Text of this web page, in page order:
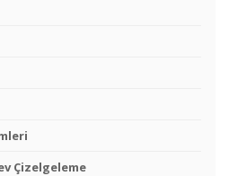
Çizelgeleme